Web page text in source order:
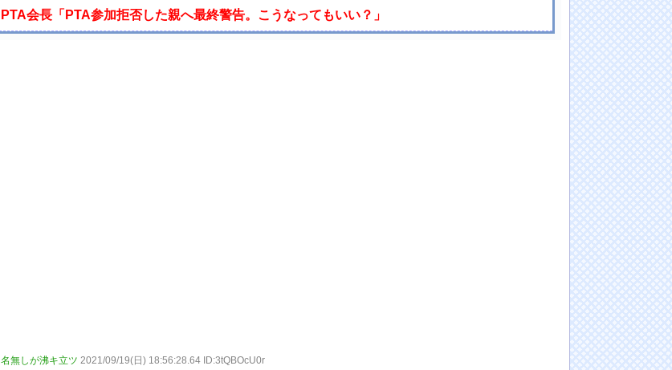
PTA会長「PTA参加拒否した親へ最終警告。こうなってもいい？」
名無しが沸キ立ツ 2021/09/19(日) 18:56:28.64 ID:3tQBOcU0r